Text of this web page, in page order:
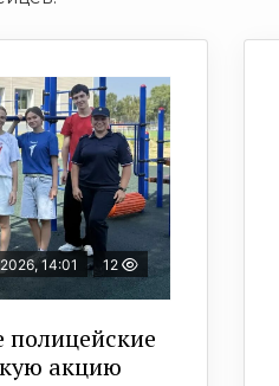
14:01 12
полицейские
акцию